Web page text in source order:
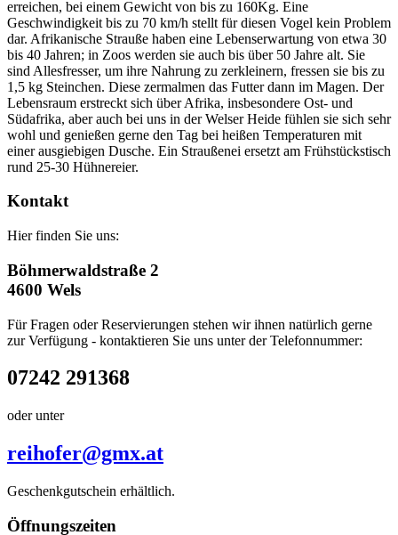
erreichen, bei einem Gewicht von bis zu 160Kg. Eine
Geschwindigkeit bis zu 70 km/h stellt für diesen Vogel kein Problem
dar. Afrikanische Strauße haben eine Lebenserwartung von etwa 30
bis 40 Jahren; in Zoos werden sie auch bis über 50 Jahre alt. Sie
sind Allesfresser, um ihre Nahrung zu zerkleinern, fressen sie bis zu
1,5 kg Steinchen. Diese zermalmen das Futter dann im Magen. Der
Lebensraum erstreckt sich über Afrika, insbesondere Ost- und
Südafrika, aber auch bei uns in der Welser Heide fühlen sie sich sehr
wohl und genießen gerne den Tag bei heißen Temperaturen mit
einer ausgiebigen Dusche. Ein Straußenei ersetzt am Frühstückstisch
rund 25-30 Hühnereier.
Kontakt
Hier finden Sie uns:
Böhmerwaldstraße 2
4600 Wels
Für Fragen oder Reservierungen stehen wir ihnen natürlich gerne
zur Verfügung - kontaktieren Sie uns unter der Telefonnummer:
07242 291368
oder unter
reihofer@gmx.at
Geschenkgutschein erhältlich.
Öffnungszeiten